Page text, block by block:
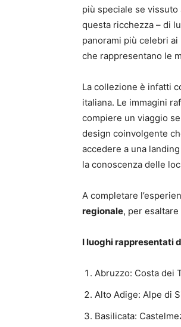
più speciale se vissuto
questa ricchezza – di
panorami più celebri
che rappresentano le
La collezione è infatti
italiana. Le immagini
compiere un viaggio
design coinvolgente
accedere a una
la conoscenza delle
A completare
regionale, per
I luoghi rappresentati
Abruzzo: Costa dei
Alto Adige: Alpe di
Basilicata: